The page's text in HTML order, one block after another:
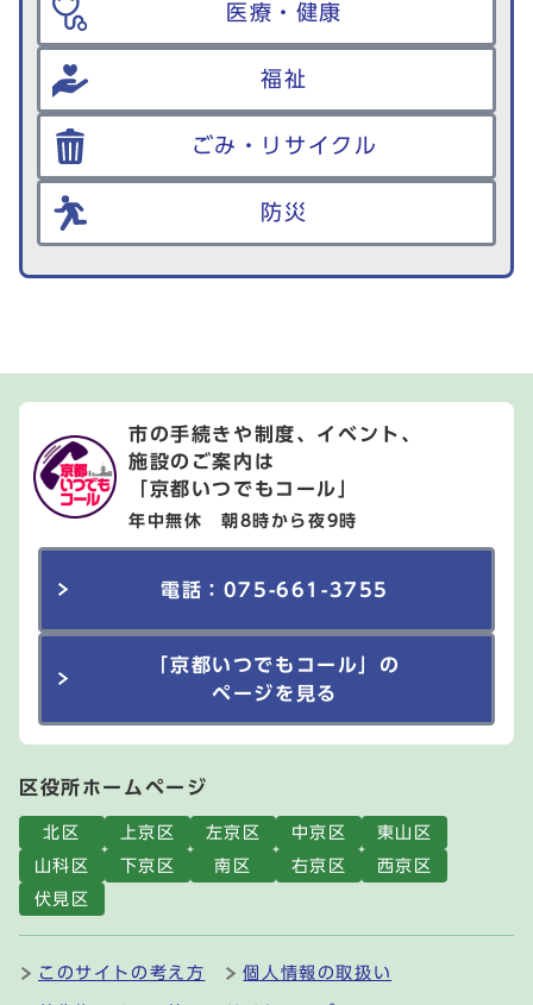
医療・健康
福祉
ごみ・リサイクル
防災
市の手続きや制度、イベント、
施設のご案内は
「京都いつでもコール」
年中無休 朝8時から夜9時
電話：075-661-3755
「京都いつでもコール」の
ページを見る
区役所ホームページ
北区 上京区 左京区 中京区
東山区
山科区
下京区 南区 右京区
西京区
伏見区
このサイトの考え方 個人情報の取扱い